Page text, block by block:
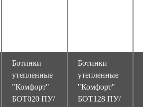
Ботинки
утепленные
"Комфорт"
БОТ020 ПУ/
Ботинки
утепленные
"Комфорт"
БОТ128 ПУ/